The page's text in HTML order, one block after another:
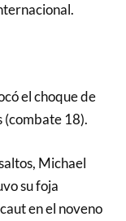
el choque de
(combate 18).
Michael
su foja
en el noveno